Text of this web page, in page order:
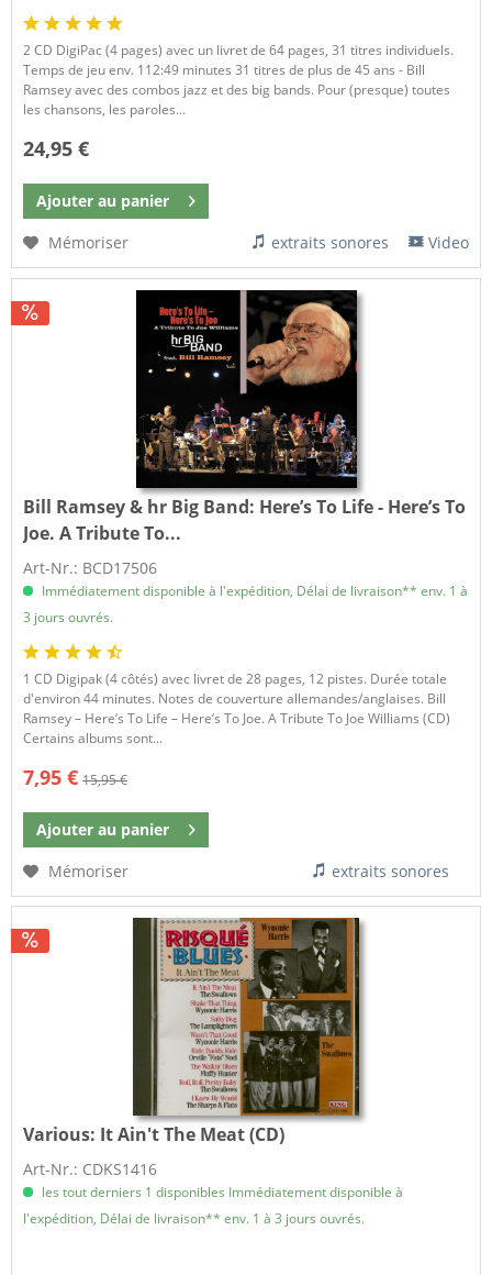
2 CD DigiPac (4 pages) avec un livret de 64 pages, 31 titres individuels.
Temps de jeu env. 112:49 minutes 31 titres de plus de 45 ans - Bill
Ramsey avec des combos jazz et des big bands. Pour (presque) toutes
les chansons, les paroles...
24,95 €
Ajouter au panier
Mémoriser
extraits sonores Video
Bill Ramsey & hr Big Band: Here’s To Life - Here’s To
Joe. A Tribute To...
Art-Nr.: BCD17506
Immédiatement disponible à l'expédition, Délai de livraison** env. 1 à
3 jours ouvrés.
1 CD Digipak (4 côtés) avec livret de 28 pages, 12 pistes. Durée totale
d'environ 44 minutes. Notes de couverture allemandes/anglaises. Bill
Ramsey – Here’s To Life – Here’s To Joe. A Tribute To Joe Williams (CD)
Certains albums sont...
7,95 € 15,95 €
Ajouter au panier
Mémoriser
extraits sonores
Various: It Ain't The Meat (CD)
Art-Nr.: CDKS1416
les tout derniers 1 disponibles Immédiatement disponible à
l'expédition, Délai de livraison** env. 1 à 3 jours ouvrés.